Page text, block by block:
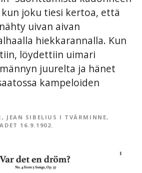
joku tiesi kertoa, että
uivan aivan
hiekkarannalla. Kun
löydettiin uimari
juurelta ja hänet
kampeloiden
JEAN SIBELIUS I TVÄRMINNE,
16.9.1902.